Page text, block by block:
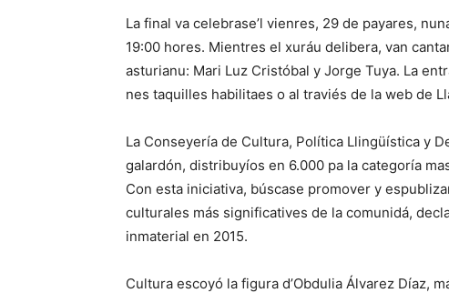
La final va celebrase’l vienres, 29 de payares,
19:00 hores. Mientres el xuráu delibera, van
asturianu: Mari Luz Cristóbal y Jorge Tuya. La
nes taquilles habilitaes o al traviés de la web de
La Conseyería de Cultura, Política Llingüística y
galardón, distribuyíos en 6.000 pa la categoría
Con esta iniciativa, búscase promover y
culturales más significatives de la comunidá,
inmaterial en 2015.
Cultura escoyó la figura d’Obdulia Álvarez Díaz,